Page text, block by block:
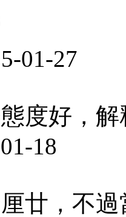
01-27
度好，解
18
廿，不